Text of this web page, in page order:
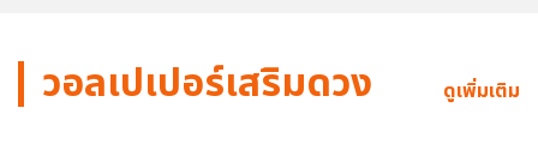
วอลเปเปอร์เสริมดวง ดูเพิ่มเติม